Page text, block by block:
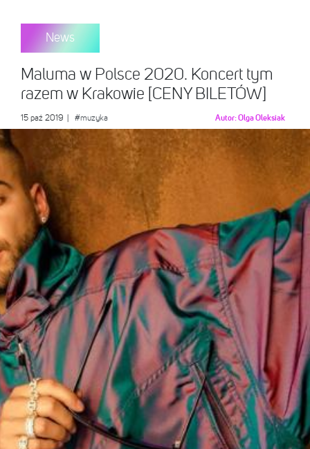
News
Maluma w Polsce 2020. Koncert tym
razem w Krakowie [CENY BILETÓW]
15 paź 2019 #muzyka Autor:Olga Oleksiak